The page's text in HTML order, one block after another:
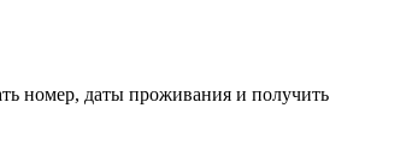
номер, даты проживания и получить